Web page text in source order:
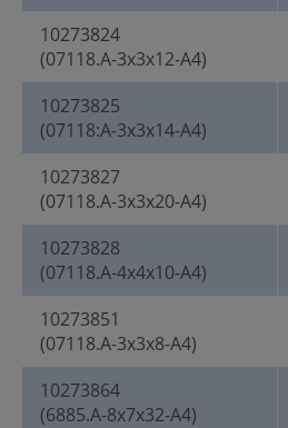
10273824
(07118.A-3x3x12-A4)
10273825
(07118:A-3x3x14-A4)
10273827
(07118.A-3x3x20-A4)
10273828
(07118.A-4x4x10-A4)
10273851
(07118.A-3x3x8-A4)
10273864
(6885.A-8x7x32-A4)